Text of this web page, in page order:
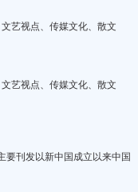
艺视点、传媒文化、散文
艺视点、传媒文化、散文
要刊发以新中国成立以来中国